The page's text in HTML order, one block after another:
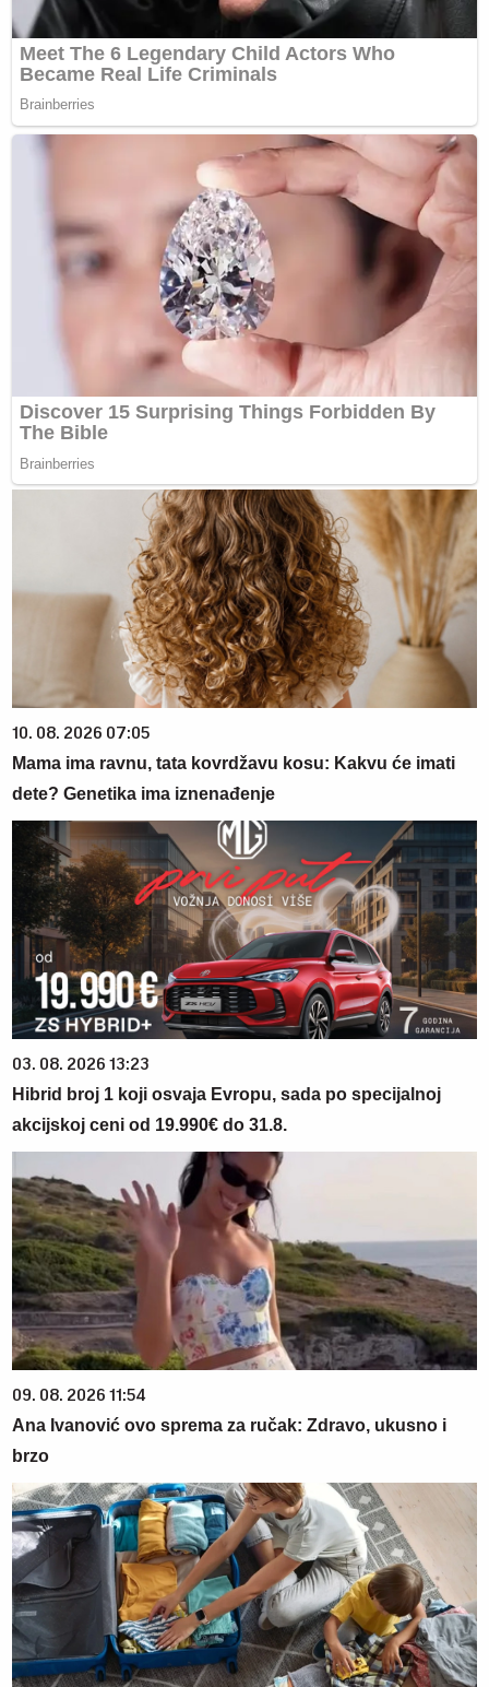
10. 08. 2026 07:05
Mama ima ravnu, tata kovrdžavu kosu: Kakvu će imati
dete? Genetika ima iznenađenje
03. 08. 2026 13:23
Hibrid broj 1 koji osvaja Evropu, sada po specijalnoj
akcijskoj ceni od 19.990€ do 31.8.
09. 08. 2026 11:54
Ana Ivanović ovo sprema za ručak: Zdravo, ukusno i
brzo